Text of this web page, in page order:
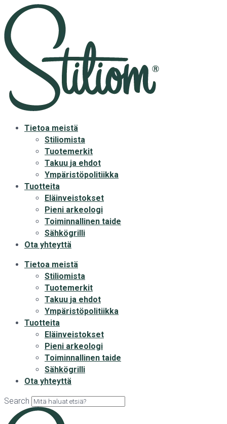
Tietoa meistä
Stiliomista
Tuotemerkit
Takuu ja ehdot
Ympäristöpolitiikka
Tuotteita
Eläinveistokset
Pieni arkeologi
Toiminnallinen taide
Sähkögrilli
Ota yhteyttä
Tietoa meistä
Stiliomista
Tuotemerkit
Takuu ja ehdot
Ympäristöpolitiikka
Tuotteita
Eläinveistokset
Pieni arkeologi
Toiminnallinen taide
Sähkögrilli
Ota yhteyttä
Search